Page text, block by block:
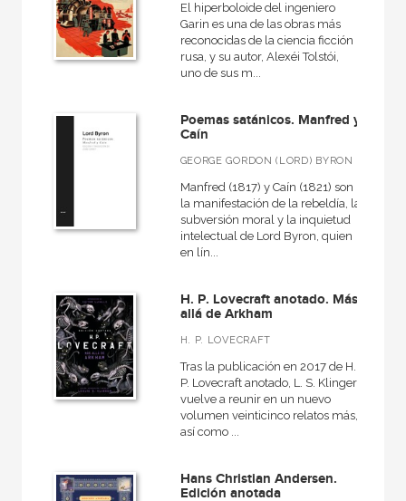
CATÁLOGOS PDF
Catálogos PDF
El hiperboloide del ingeniero
Garin es una de las obras más
reconocidas de la ciencia ficción
rusa, y su autor, Alexéi Tolstói,
uno de sus m...
Poemas satánicos. Manfred y
Caín
GEORGE GORDON (LORD) BYRON
Manfred (1817) y Caín (1821) son
la manifestación de la rebeldía, la
subversión moral y la inquietud
intelectual de Lord Byron, quien
en lín...
H. P. Lovecraft anotado. Más
allá de Arkham
H. P. LOVECRAFT
Tras la publicación en 2017 de H.
P. Lovecraft anotado, L. S. Klinger
vuelve a reunir en un nuevo
volumen veinticinco relatos más,
así como ...
Hans Christian Andersen.
Edición anotada